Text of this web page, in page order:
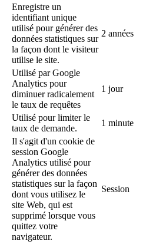
Enregistre un
identifiant unique
utilisé pour générer des
données statistiques sur
la façon dont le visiteur
utilise le site.
2 années
Utilisé par Google
Analytics pour
diminuer radicalement
le taux de requêtes
1 jour
Utilisé pour limiter le
taux de demande.
1 minute
Il s'agit d'un cookie de
session Google
Analytics utilisé pour
générer des données
statistiques sur la façon
dont vous utilisez le
site Web, qui est
supprimé lorsque vous
quittez votre
navigateur.
Session